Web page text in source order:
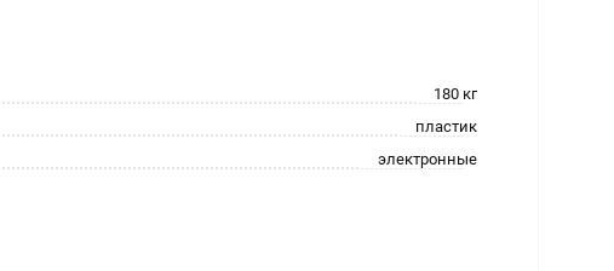
180 кг
пластик
электронные